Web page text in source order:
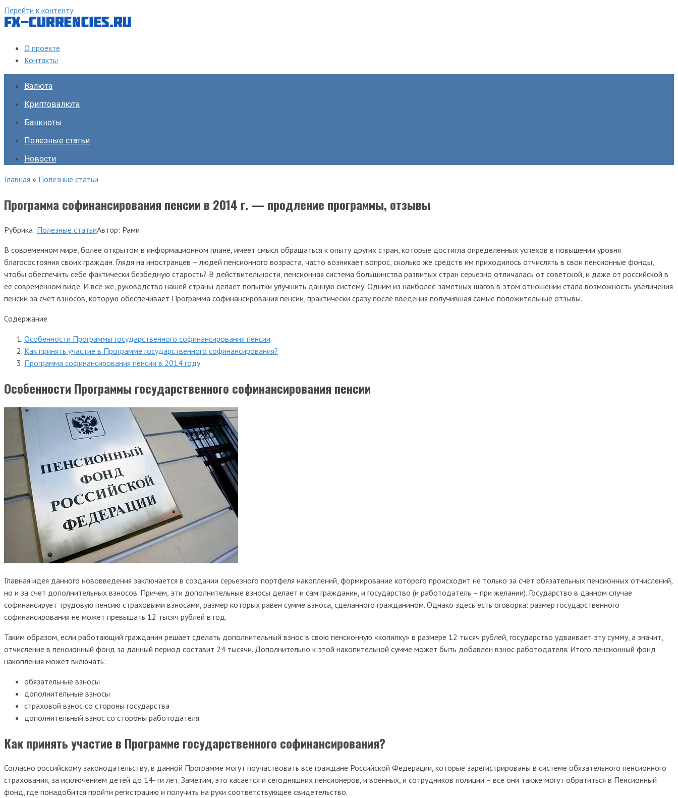
Перейти к контенту
О проекте
Контакты
Валюта
Криптовалюта
Банкноты
Полезные статьи
Новости
Главная » Полезные статьи
Программа софинансирования пенсии в 2014 г. — продление программы, отзывы
Рубрика: Полезные статьиАвтор: Рами
В современном мире, более открытом в информационном плане, имеет смысл обращаться к опыту других стран, которые достигла определенных успехов в повышении уровня
благосостояния своих граждан. Глядя на иностранцев – людей пенсионного возраста, часто возникает вопрос, сколько же средств им приходилось отчислять в свои пенсионные фонды,
чтобы обеспечить себе фактически безбедную старость? В действительности, пенсионная система большинства развитых стран серьезно отличалась от советской, и даже от российской в
её современном виде. И всё же, руководство нашей страны делает попытки улучшить данную систему. Одним из наиболее заметных шагов в этом отношении стала возможность увеличения
пенсии за счет взносов, которую обеспечивает Программа софинансирования пенсии, практически сразу после введения получившая самые положительные отзывы.
Содержание
Особенности Программы государственного софинансирования пенсии
Как принять участие в Программе государственного софинансирования?
Программа софинансирования пенсии в 2014 году
Особенности Программы государственного софинансирования пенсии
Главная идея данного нововведения заключается в создании серьезного портфеля накоплений, формирование которого происходит не только за счёт обязательных пенсионных отчислений,
но и за счет дополнительных взносов. Причем, эти дополнительные взносы делает и сам гражданин, и государство (и работодатель – при желании). Государство в данном случае
софинансирует трудовую пенсию страховыми взносами, размер которых равен сумме взноса, сделанного гражданином. Однако здесь есть оговорка: размер государственного
софинансирования не может превышать 12 тысяч рублей в год.
Таким образом, если работающий гражданин решает сделать дополнительный взнос в свою пенсионную «копилку» в размере 12 тысяч рублей, государство удваивает эту сумму, а значит,
отчисление в пенсионный фонд за данный период составит 24 тысячи. Дополнительно к этой накопительной сумме может быть добавлен взнос работодателя. Итого пенсионный фонд
накопления может включать:
обязательные взносы
дополнительные взносы
страховой взнос со стороны государства
дополнительный взнос со стороны работодателя
Как принять участие в Программе государственного софинансирования?
Согласно российскому законодательству, в данной Программе могут поучаствовать все граждане Российской Федерации, которые зарегистрированы в системе обязательного пенсионного
страхования, за исключением детей до 14-ти лет. Заметим, это касается и сегодняшних пенсионеров, и военных, и сотрудников полиции – все они также могут обратиться в Пенсионный
фонд, где понадобится пройти регистрацию и получить на руки соответствующее свидетельство.